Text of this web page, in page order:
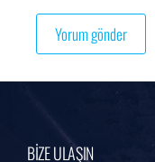
BİZE ULAŞIN